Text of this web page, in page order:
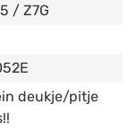
/ Z7G
deukje/pitje